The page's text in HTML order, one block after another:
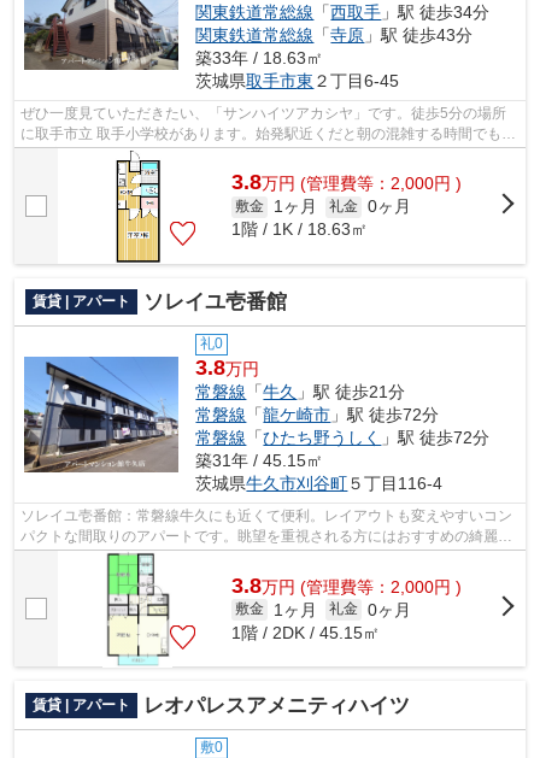
関東鉄道常総線 「西取手 」駅 徒歩34分
関東鉄道常総線 「寺原 」駅 徒歩43分
築33年 / 18.63㎡
茨城県取手市東 ２丁目6-45
ぜひ一度見ていただきたい、「サンハイツアカシヤ」です。徒歩5分の場所
に取手市立 取手小学校があります。始発駅近くだと朝の混雑する時間でも電
車に座りやすいです。好評の駅近物件...
3.8万円 (管理費等：2,000円 )
敷金 1ヶ月 礼金 0ヶ月
1階 / 1K / 18.63㎡
賃貸 | アパート ソレイユ壱番館
礼0
3.8万円
常磐線 「牛久 」駅 徒歩21分
常磐線 「龍ケ崎市 」駅 徒歩72分
常磐線 「ひたち野うしく
」駅 徒歩72分
築31年 / 45.15㎡
茨城県牛久市刈谷町５丁目116-4
ソレイユ壱番館：常磐線牛久にも近くて便利。レイアウトも変えやすいコン
パクトな間取りのアパートです。眺望を重視される方にはおすすめの綺麗な
景色が楽しめる最上階の物件です。常...
3.8万円 (管理費等：2,000円 )
敷金 1ヶ月 礼金 0ヶ月
1階 / 2DK / 45.15㎡
賃貸 | アパート レオパレスアメニティハイツ
敷0